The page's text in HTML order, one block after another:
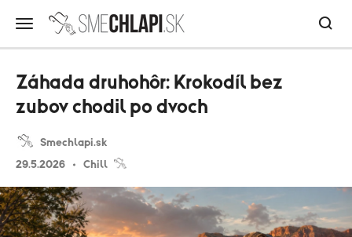
Smechlapi.sk
29.5.2026
Chill
Záhada druhohôr: Krokodíl bez
zubov chodil po dvoch